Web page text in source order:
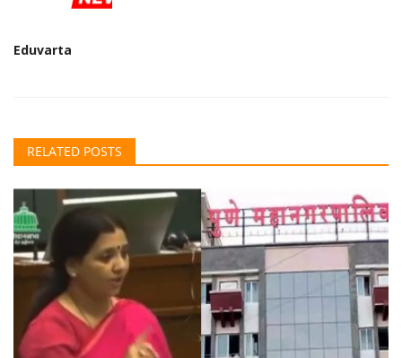
Eduvarta
RELATED POSTS